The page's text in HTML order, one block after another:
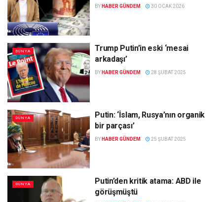
BY HABER GÜNDEM 30 OCAK 2026
DÜNYA
Trump Putin’in eski ‘mesai
arkadaşı’
BY HABER GÜNDEM 28 ŞUBAT 2025
DÜNYA
Putin: ‘İslam, Rusya’nın organik
bir parçası’
BY HABER GÜNDEM 25 ŞUBAT 2025
DÜNYA
Putin’den kritik atama: ABD ile
görüşmüştü